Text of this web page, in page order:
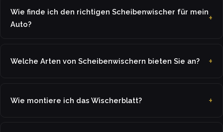
Wie finde ich den richtigen Scheibenwischer für mein
Auto?
Welche Arten von Scheibenwischern bieten Sie an?
Wie montiere ich das Wischerblatt?